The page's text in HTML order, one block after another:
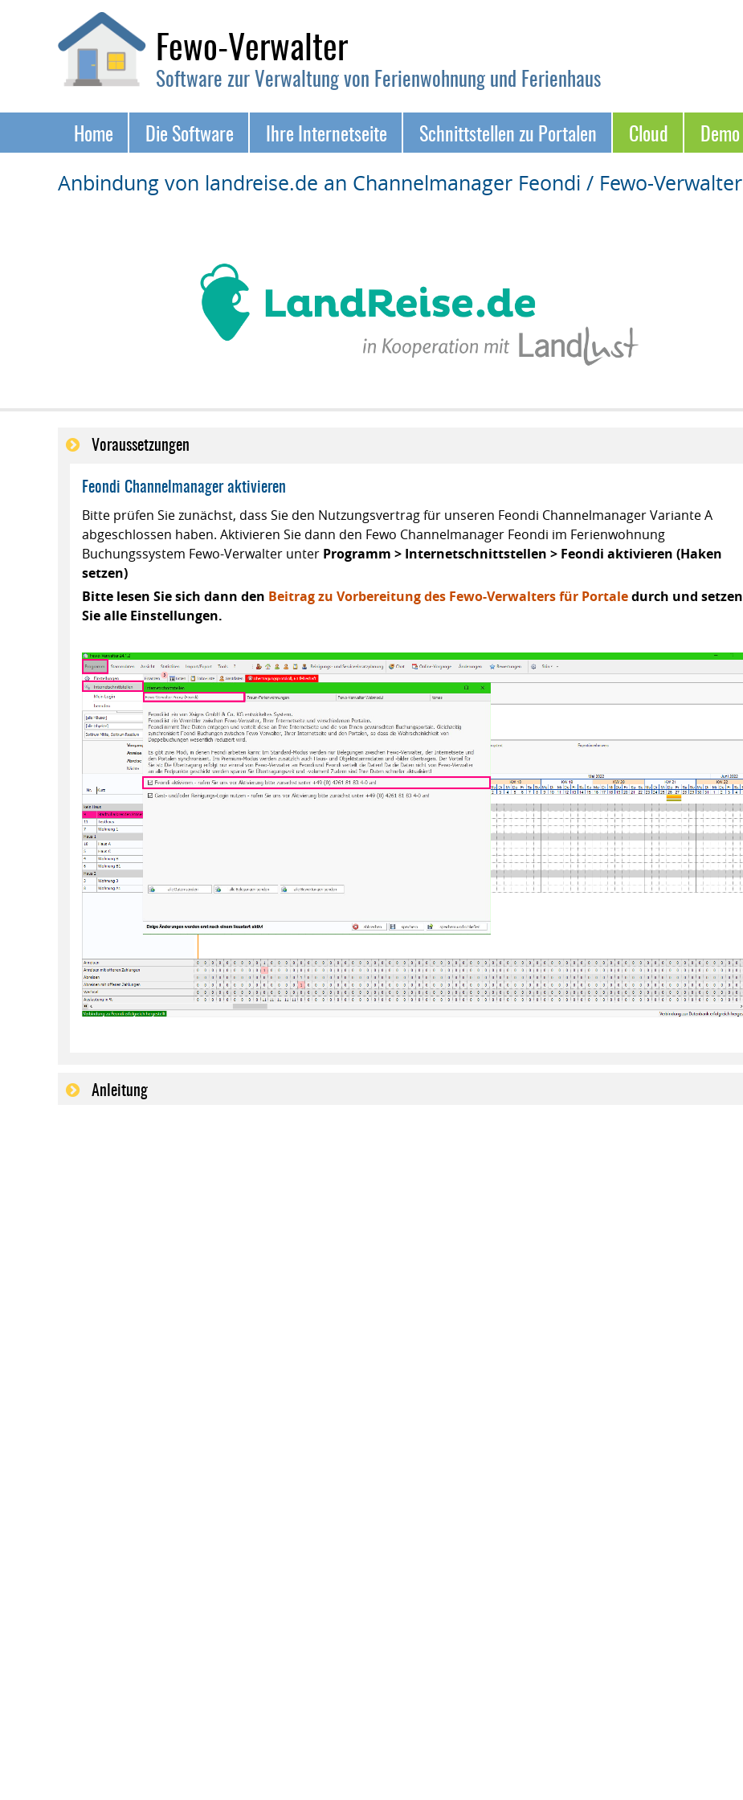
Fewo-Verwalter
Software zur Verwaltung von Ferienwohnung und Ferienhaus
überspringenHome Die Software Ihre Internetseite Schnittstellen zu Portalen Cloud Demo
Anbindung von landreise.de an Channelmanager Feondi / Fewo-Verwalter
Voraussetzungen
Feondi Channelmanager aktivieren
Bitte prüfen Sie zunächst, dass Sie den Nutzungsvertrag für unseren Feondi Channelmanager Variante A
abgeschlossen haben. Aktivieren Sie dann den Fewo Channelmanager Feondi im Ferienwohnung
Buchungssystem Fewo-Verwalter unter Programm > Internetschnittstellen > Feondi aktivieren (Haken
setzen)
Bitte lesen Sie sich dann den Beitrag zu Vorbereitung des Fewo-Verwalters für Portaledurch und setzen
Sie alle Einstellungen.
Anleitung